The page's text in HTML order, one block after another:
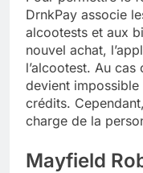
DrnkPay associe
alcootests et aux
nouvel achat,
l’alcootest. Au
devient impossible
crédits.
charge de la
Mayfield